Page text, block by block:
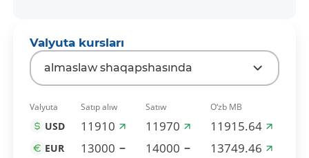
Valyuta kursları
almaslaw shaqapshasında
Valyuta Satıp alıw Satıw O‘zb MB
USD 11910 11970 11915.64
EUR 13000 14000 13749.46